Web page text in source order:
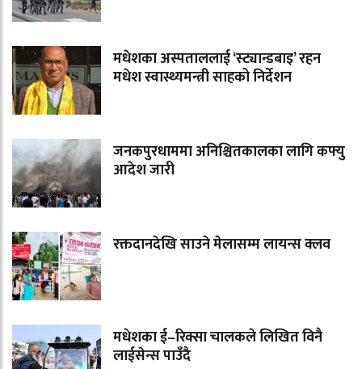
मधेशका अस्पताललाई ‘स्ट्यान्डबाइ’ रहन
मधेश स्वास्थ्यमन्त्री साहको निर्देशन
जनकपुरधाममा अनिश्चितकालका लागि कफ्यु
आदेश जारी
रक्तदानदेखि साउने मेलासम्म लायन्स क्लव
मधेशका ई–रिक्सा चालकले लिखित विनै
लाईसेन्स पाउँदै